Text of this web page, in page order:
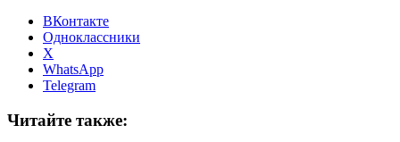
ВКонтакте
Одноклассники
X
WhatsApp
Telegram
Читайте также: